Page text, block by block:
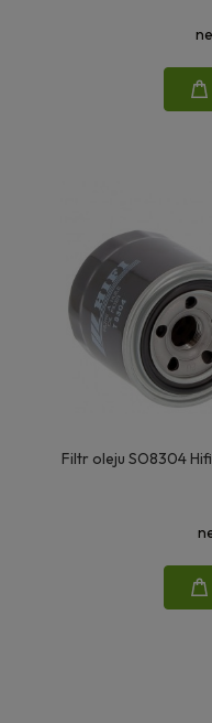
Filtr oleju SO8304